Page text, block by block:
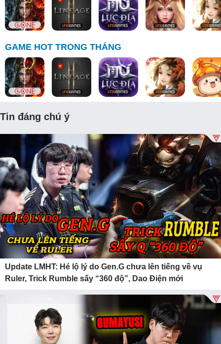
GAME HOT TRONG THÁNG
Tin đáng chú ý
Update LMHT: Hé lộ lý do Gen.G chưa lên tiếng về vụ
Ruler, Trick Rumble sấy “360 độ”, Dao Điện mới